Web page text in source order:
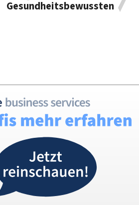
Gesundheitsbewussten